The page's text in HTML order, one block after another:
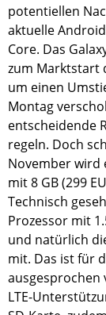
potentiellen
aktuelle
Core. Das
zum Marktstart
um einen
Montag
entscheidende
regeln. Doch
November wird
mit 8 GB (299
Technisch
Prozessor mit
und natürlich
mit. Das ist für
ausgesprochen
LTE-